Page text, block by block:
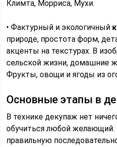
Климта, Морриса, Мухи.
• Фактурный и экологичный
природе, простота форм,
акценты на текстурах. В
сельской жизни, домашние
Фрукты, овощи и ягоды из
Основные этапы в
В технике декупаж нет
обучиться любой
правильную